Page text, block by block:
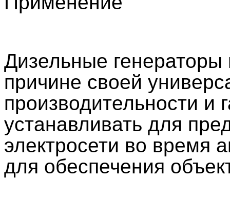
Дизельные
причине своей
производительности и
устанавливать для
электросети во время
для обеспечения